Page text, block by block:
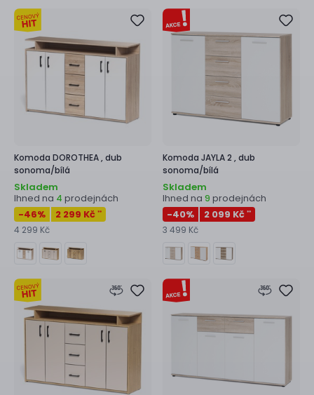
Komoda DOROTHEA ,dub
sonoma/bílá
Skladem
Ihned na 4 prodejnách
-46% 2 299 Kč **
4 299 Kč
Komoda JAYLA 2 ,dub
sonoma/bílá
Skladem
Ihned na 9 prodejnách
-40% 2 099 Kč **
3 499 Kč